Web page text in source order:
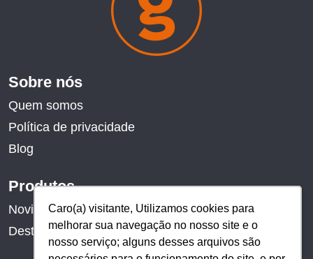
Caro(a) visitante, Utilizamos cookies para
melhorar sua navegação no nosso site e o
nosso serviço; alguns desses arquivos são
Caro(a) visitante, Utilizamos cookies para
melhorar sua navegação no nosso site e o
nosso serviço; alguns desses arquivos são
Sobre nós
Quem somos
Política de privacidade
Blog
Produtos
Novidades
Destaques